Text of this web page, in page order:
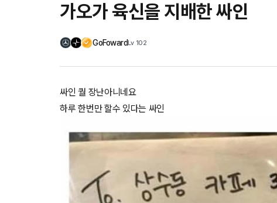
가오가 육신을 지배한 싸인
GoFowardLv 102
싸인 퀄 장난아니네요
하루 한번만 할수 있다는 싸인